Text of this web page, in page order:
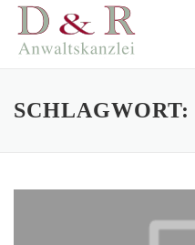
Direkt
Inhalt
SCHLAGWORT: